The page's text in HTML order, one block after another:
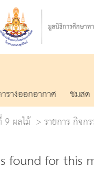
รางออกอากาศ ชมสด
9 ผลไม้
รายการ กิจก
found for this